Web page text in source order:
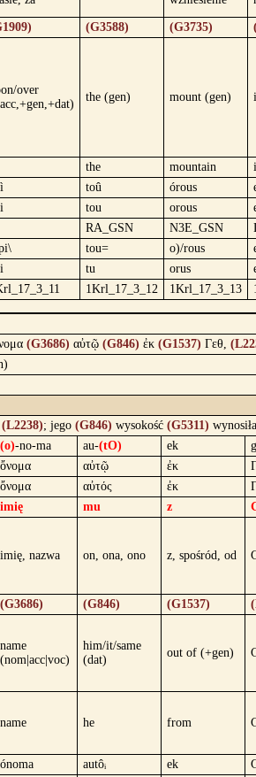
(G3588) (G3735)
over
the (gen) mount (gen)
the mountain
toû órous
tou orous
RA_GSN N3E_GSN
tou= o)/rous
tu orus
1Krl_17_3_12 1Krl_17_3_13
(G3686) αὐτῷ (G846) ἐκ (G1537) Γεθ,
(L2238); jego (G846) wysokość (G5311)
(o)-no-ma au-(tO) ek
ὄνομα αὐτῷ ἐκ
ὄνομα αὐτός ἐκ
imię mu z
imię, nazwa on, ona, ono z, spośród, od
(G3686) (G846) (G1537)
name
(nom|acc|voc)
him/it/same
(dat)
out of (+gen)
name he from
ónoma autôᵢ ek